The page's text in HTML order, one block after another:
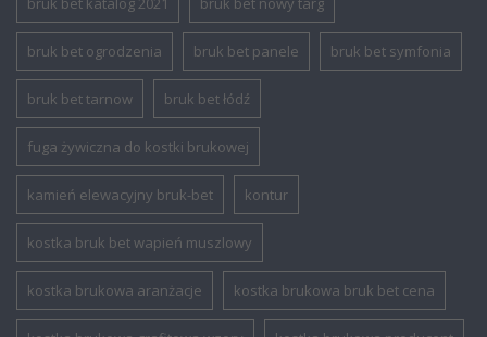
bruk bet ogrodzenia bruk bet panele bruk bet symfonia
bruk bet tarnow bruk bet łódź
fuga żywiczna do kostki brukowej
kamień elewacyjny bruk-bet kontur
kostka bruk bet wapień muszlowy
kostka brukowa aranżacje kostka brukowa bruk bet cena